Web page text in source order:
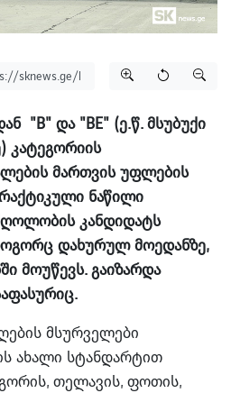
"B" და "BE" (ე.წ. მსუბუქი
კატეგორიის
მართვის უფლების
ნაწილი
კანდიდატს
დახურულ მოედანზე,
მოუწევს. გაიზარდა
მსურველები
ახალი სტანდარტით
თელავის, ფოთის,